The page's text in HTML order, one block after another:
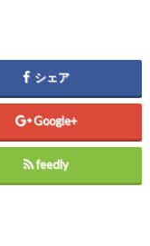
シェア
Google+
feedly